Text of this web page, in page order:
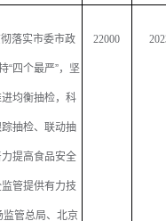
落实市委市政
“四个最严”，坚
均衡抽检，科
抽检、联动抽
提高食品安全
管提供有力技
管总局、北京
22000